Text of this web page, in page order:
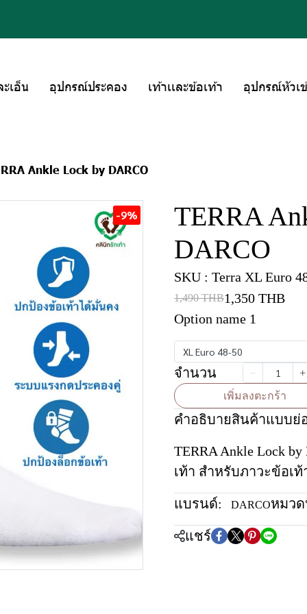
เอ็น อุปกรณ์ประคอง เท้าเเละข้อเท้า อุปกรณ์หัวเ
Ankle Lock by DARCO
-9%
TERRA
DARCO
SKU : Terra XL Euro
1,490 THB1,350 THB
Option name 1
XL Euro 48-50
จำนวน
เพิ่มลงตะกร้า
คำอธิบายสินค้าแบบย่
TERRA Ankle Lock
เท้า สำหรับภาวะข้อเ
แบรนด์: DARCOหมว
แชร์